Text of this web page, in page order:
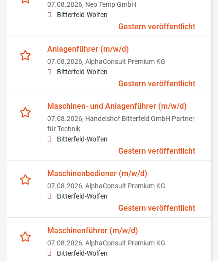
07.08.2026, Neo Temp GmbH
Bitterfeld-Wolfen
Gestern veröffentlicht
Anlagenführer (m/w/d)
07.08.2026, AlphaConsult Premium KG
Bitterfeld-Wolfen
Gestern veröffentlicht
Maschinen- und Anlagenführer (m/w/d)
07.08.2026, Handelshof Bitterfeld GmbH Partner
für Technik
Bitterfeld-Wolfen
Gestern veröffentlicht
Maschinenbediener (m/w/d)
07.08.2026, AlphaConsult Premium KG
Bitterfeld-Wolfen
Gestern veröffentlicht
Maschinenführer (m/w/d)
07.08.2026, AlphaConsult Premium KG
Bitterfeld-Wolfen